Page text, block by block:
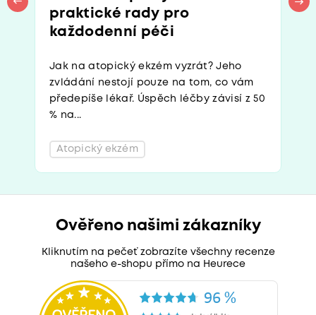
praktické rady pro
každodenní péči
Jak na atopický ekzém vyzrát? Jeho
zvládání nestojí pouze na tom, co vám
předepíše lékař. Úspěch léčby závisí z 50
% na...
Atopický ekzém
Ověřeno našimi zákazníky
Kliknutím na pečeť zobrazíte všechny recenze
našeho e-shopu přímo na Heurece